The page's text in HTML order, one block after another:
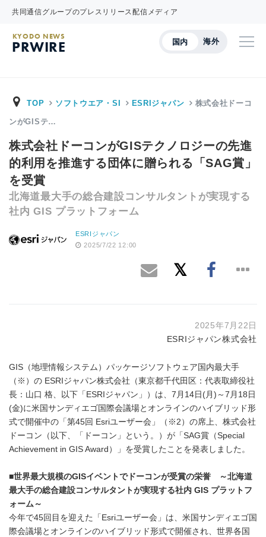
共同通信グループのプレスリリース配信メディア
国内 海外
KYODO NEWS
PRWIRE
TOP ソフトウエア・SI ESRIジャパン 株式会社ドーコ
ンがGISテ…
株式会社ドーコンがGISテクノロジーの先進
的利用を推進する団体に贈られる「SAG賞」
を受賞
北海道最大手の総合建設コンサルタントが実現する
社内 GIS プラットフォーム
ESRIジャパン
2025/7/22 12:00
2025年7月22日
ESRIジャパン株式会社
GIS（地理情報システム）パッケージソフトウェア国内最大手
（※）の ESRIジャパン株式会社（東京都千代田区：代表取締役社
長：山口 格、以下「ESRIジャパン」）は、7月14日(月)～7月18日
(金)に米国サンディエゴ国際会議場とオンラインのハイブリッド形
式で開催中の「第45回 Esriユーザー会」（※2）の席上、株式会社
ドーコン（以下、「ドーコン」という。）が「SAG賞（Special
Achievement in GIS Award）」を受賞したことを発表しました。
■世界最大規模のGISイベントでドーコンが受賞の栄誉 ～北海道
最大手の総合建設コンサルタントが実現する社内 GIS プラットフ
ォーム～
今年で45回目を迎えた「Esriユーザー会」は、米国サンディエゴ国
際会議場とオンラインのハイブリッド形式で開催され、世界各国